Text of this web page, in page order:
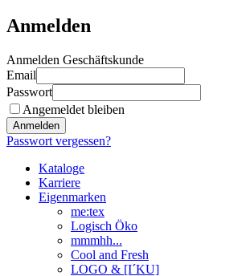
Anmelden
Anmelden Geschäftskunde
Email
Passwort
Angemeldet bleiben
Anmelden
Passwort vergessen?
Kataloge
Karriere
Eigenmarken
me:tex
Logisch Öko
mmmhh...
Cool and Fresh
LOGO & [I´KU]